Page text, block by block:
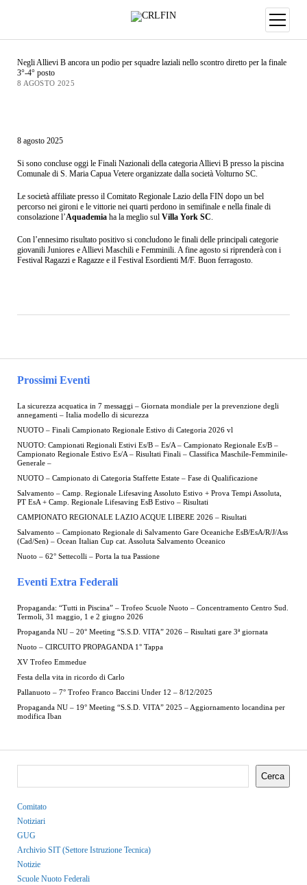
Prossimi Eventi
La sicurezza acquatica in 7 messaggi – Giornata mondiale per la prevenzione degli
annegamenti – Italia modello di sicurezza
NUOTO – Finali Campionato Regionale Estivo di Categoria 2026 vl
NUOTO: Campionati Regionali Estivi Es/B – Es/A – Campionato Regionale Es/B –
Campionato Regionale Estivo Es/A – Risultati Finali – Classifica Maschile-Femminile-
Generale –
NUOTO – Campionato di Categoria Staffette Estate – Fase di Qualificazione
Salvamento – Camp. Regionale Lifesaving Assoluto Estivo + Prova Tempi Assoluta,
PT EsA + Camp. Regionale Lifesaving EsB Estivo – Risultati
CAMPIONATO REGIONALE LAZIO ACQUE LIBERE 2026 – Risultati
Salvamento – Campionato Regionale di Salvamento Gare Oceaniche EsB/EsA/R/J/Ass
(Cad/Sen) – Ocean Italian Cup cat. Assoluta Salvamento Oceanico
Nuoto – 62° Settecolli – Porta la tua Passione
Eventi Extra Federali
Propaganda: “Tutti in Piscina” – Trofeo Scuole Nuoto – Concentramento Centro Sud.
Termoli, 31 maggio, 1 e 2 giugno 2026
Propaganda NU – 20° Meeting “S.S.D. VITA” 2026 – Risultati gare 3ª giornata
Nuoto – CIRCUITO PROPAGANDA 1° Tappa
XV Trofeo Emmedue
Festa della vita in ricordo di Carlo
Pallanuoto – 7° Trofeo Franco Baccini Under 12 – 8/12/2025
Propaganda NU – 19° Meeting “S.S.D. VITA” 2025 – Aggiornamento locandina per
modifica Iban
Negli Allievi B ancora un podio per squadre laziali nello scontro diretto per la finale
3°-4° posto
8 AGOSTO 2025
8 agosto 2025
Si sono concluse oggi le Finali Nazionali della categoria Allievi B presso la piscina
Comunale di S. Maria Capua Vetere organizzate dalla società Volturno SC.
Le società affiliate presso il Comitato Regionale Lazio della FIN dopo un bel
percorso nei gironi e le vittorie nei quarti perdono in semifinale e nella finale di
consolazione l’Aquademiaha la meglio sul Villa York SC
Con l’ennesimo risultato positivo si concludono le finali delle principali categorie
giovanili Juniores e Allievi Maschili e Femminili. A fine agosto si riprenderà con i
Festival Ragazzi e Ragazze e il Festival Esordienti M/F. Buon ferragosto.
Cerca
Comitato
Notiziari
GUG
Archivio SIT (Settore Istruzione Tecnica)
Notizie
Scuole Nuoto Federali